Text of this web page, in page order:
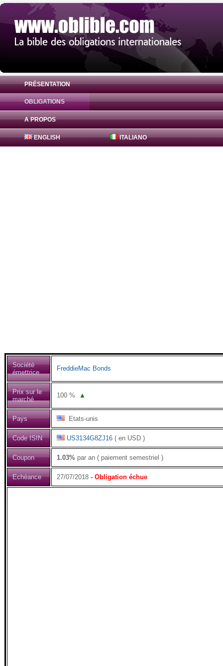
PRÉSENTATION
OBLIGATIONS
A PROPOS
ENGLISH ITALIANO
Obligation FreddieMac Bonds 1.03% (
Société
émettrice
FreddieMac Bonds
Prix sur le
marché
100 % ▲
Pays Etats-unis
Code ISIN US3134G8ZJ16 ( en USD )
Coupon 1.03% par an ( paiement semestriel )
Echéance 27/07/2018 - Obligation échue